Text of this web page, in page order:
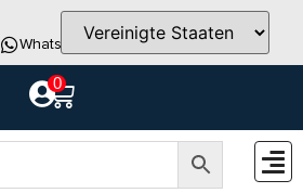
WhatsApp info@teutschtech.com
0